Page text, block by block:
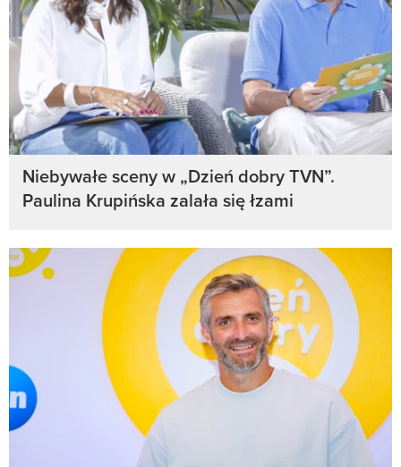
Niebywałe sceny w „Dzień dobry TVN”.
Paulina Krupińska zalała się łzami